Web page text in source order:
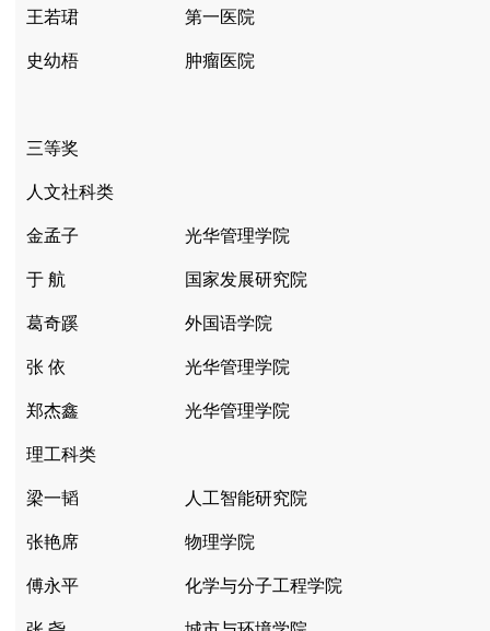
王若珺 第一医院
史幼梧 肿瘤医院
三等奖
人文社科类
金孟子 光华管理学院
于 航 国家发展研究院
葛奇蹊 外国语学院
张 依 光华管理学院
郑杰鑫 光华管理学院
理工科类
梁一韬 人工智能研究院
张艳席 物理学院
傅永平 化学与分子工程学院